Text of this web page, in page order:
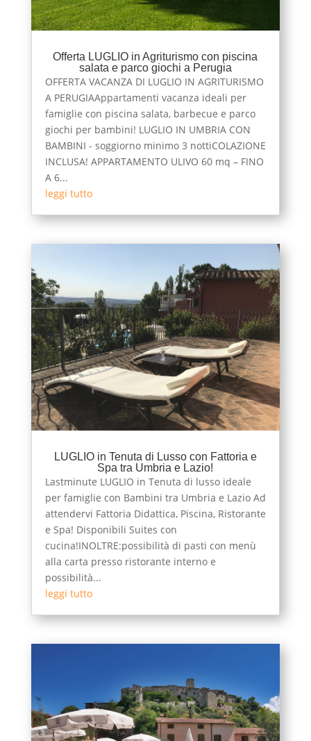
Offerta LUGLIO in Agriturismo con piscina
salata e parco giochi a Perugia
OFFERTA VACANZA DI LUGLIO IN AGRITURISMO
A PERUGIAAppartamenti vacanza ideali per
famiglie con piscina salata, barbecue e parco
giochi per bambini! LUGLIO IN UMBRIA CON
BAMBINI - soggiorno minimo 3 nottiCOLAZIONE
INCLUSA! APPARTAMENTO ULIVO 60 mq – FINO
A 6...
leggi tutto
LUGLIO in Tenuta di Lusso con Fattoria e
Spa tra Umbria e Lazio!
Lastminute LUGLIO in Tenuta di lusso ideale
per famiglie con Bambini tra Umbria e Lazio Ad
attendervi Fattoria Didattica, Piscina, Ristorante
e Spa! Disponibili Suites con
cucina!INOLTRE:possibilità di pasti con menù
alla carta presso ristorante interno e
possibilità...
leggi tutto